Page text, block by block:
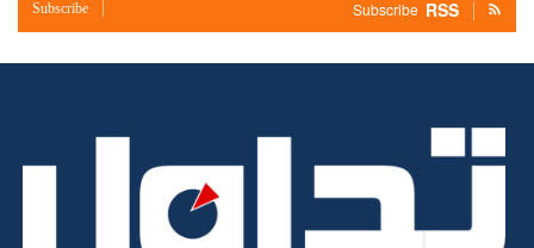
RSS
Subscribe
Subscribe